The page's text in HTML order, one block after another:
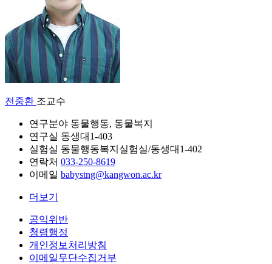
전중환 조교수
연구분야 동물행동, 동물복지
연구실 동생대1-403
실험실 동물행동복지실험실/동생대1-402
연락처 033-250-8619
이메일 babystng@kangwon.ac.kr
더보기
공익위반
청렴행정
개인정보처리방침
이메일무단수집거부